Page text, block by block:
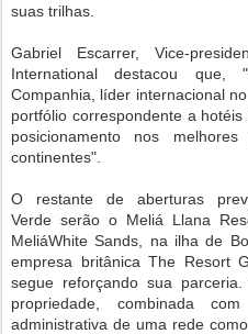
suas trilhas.
Gabriel Escarrer, Vice-
International destacou
Companhia, líder internacional
portfólio correspondente a
posicionamento nos
continentes".
O restante de aberturas
Verde serão o Meliá Llana
MeliáWhite Sands, na ilha de
empresa britânica The Resort
segue reforçando sua
propriedade, combinada
administrativa de uma rede